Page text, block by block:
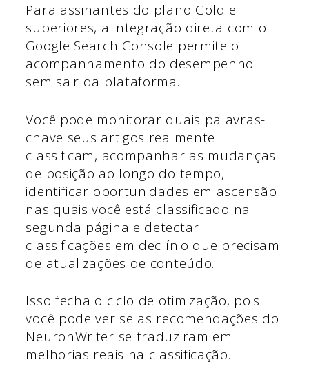
Para assinantes do plano Gold e
superiores, a integração direta com o
Google Search Console permite o
acompanhamento do desempenho
sem sair da plataforma.
Você pode monitorar quais palavras-
chave seus artigos realmente
classificam, acompanhar as mudanças
de posição ao longo do tempo,
identificar oportunidades em ascensão
nas quais você está classificado na
segunda página e detectar
classificações em declínio que precisam
de atualizações de conteúdo.
Isso fecha o ciclo de otimização, pois
você pode ver se as recomendações do
NeuronWriter se traduziram em
melhorias reais na classificação.